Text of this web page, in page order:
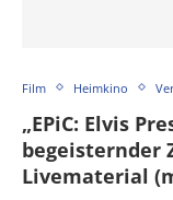
Film Heimkino
„EPiC: Elvis
begeisternder
Livematerial